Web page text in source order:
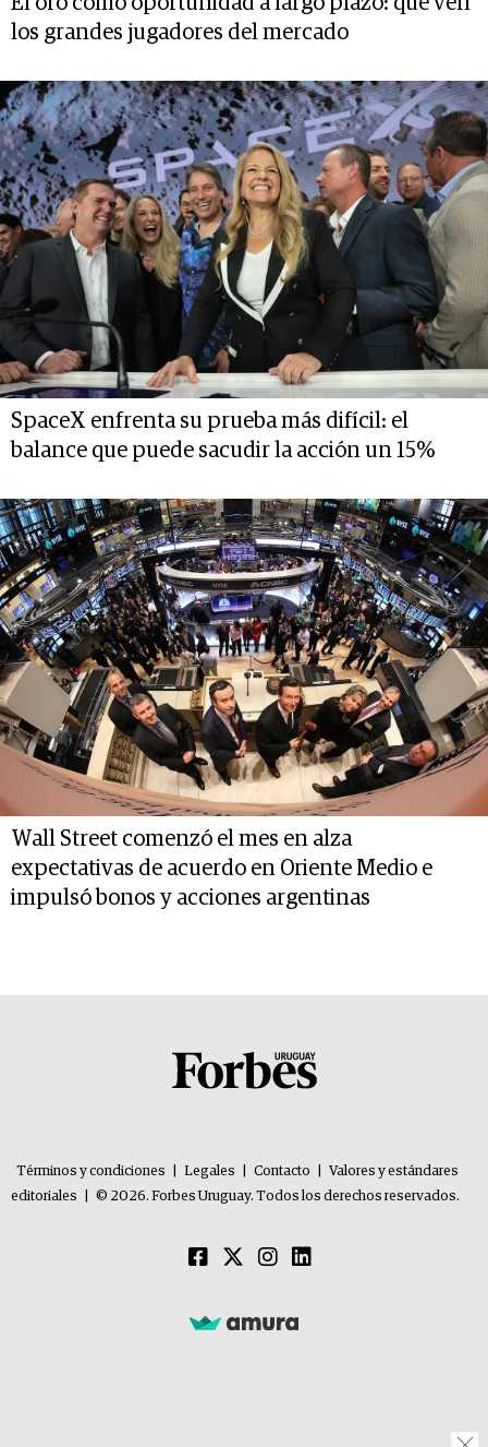
los grandes jugadores del mercado
SpaceX enfrenta su prueba más difícil: el
balance que puede sacudir la acción un 15%
Wall Street comenzó el mes en alza
expectativas de acuerdo en Oriente Medio e
impulsó bonos y acciones argentinas
Términos y condiciones Legales Contacto
Valores y estándares
editoriales
© 2026. Forbes Uruguay. Todos los derechos reservados.